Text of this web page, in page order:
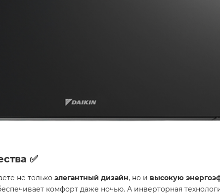
✅
не только элегантный дизайн, но и высокую
комфорт даже ночью. А инверторная